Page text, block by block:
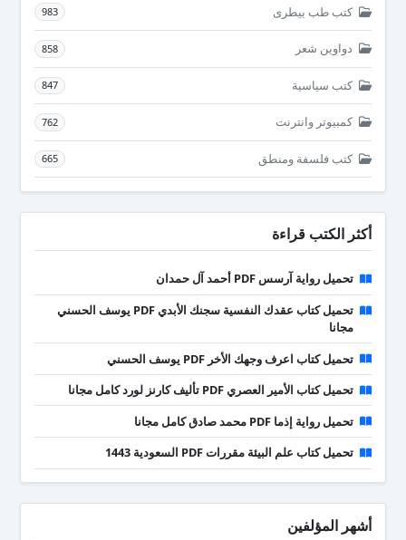
كتب طب بيطرى 983
دواوين شعر 858
كتب سياسية 847
كمبيوتر وانترنت 762
كتب فلسفة ومنطق 665
أكثر الكتب قراءة
تحميل رواية آرسس PDF أحمد آل حمدان
تحميل كتاب عقدك النفسية سجنك الأبدي PDF يوسف الحسني
مجانا
تحميل كتاب اعرف وجهك الأخر PDF يوسف الحسني
تحميل كتاب الأمير العصري PDF تأليف كارنز لورد كامل مجانا
تحميل رواية إذما PDF محمد صادق كامل مجانا
تحميل كتاب علم البيئة مقررات PDF السعودية 1443
أشهر المؤلفين